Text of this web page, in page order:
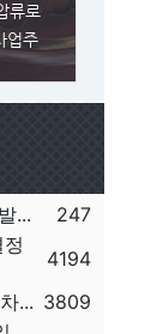
류로
업주
...
247
4194
... 3809